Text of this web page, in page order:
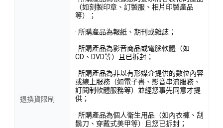
退換貨限制
（如刻製印章、訂製服、相片印製產品
等）；
· 所購產品為報紙、期刊或雜誌；
· 所購產品為影音商品或電腦軟體（如
CD、DVD等）且已拆封；
· 所購產品為非以有形媒介提供的數位內容
或線上服務（如電子書、影音串流服務、
訂閱制軟體服務等）並經您事先同意才提
供；
· 所購產品為個人衛生用品（如內衣褲、刮
鬍刀、穿戴式美甲等）且您已拆封；